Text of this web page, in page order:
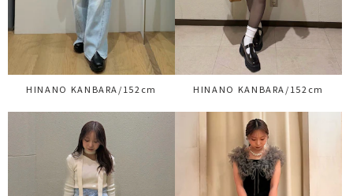
HINANO KANBARA/152cm HINANO KANBARA/152cm